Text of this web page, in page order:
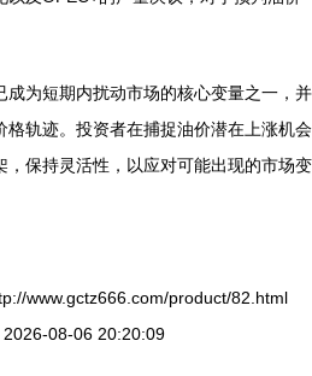
成为短期内扰动市场的核心变量之一，并
格轨迹。投资者在捕捉油价潜在上涨机会
，保持灵活性，以应对可能出现的市场变
www.gctz666.com/product/82.html
2026-08-06 20:20:09